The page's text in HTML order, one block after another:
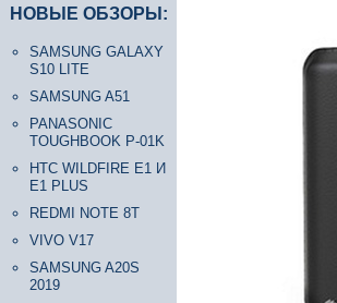
НОВЫЕ ОБЗОРЫ:
SAMSUNG GALAXY
S10 LITE
SAMSUNG A51
PANASONIC
TOUGHBOOK P-01K
HTC WILDFIRE E1 И
E1 PLUS
REDMI NOTE 8T
VIVO V17
SAMSUNG A20S
2019